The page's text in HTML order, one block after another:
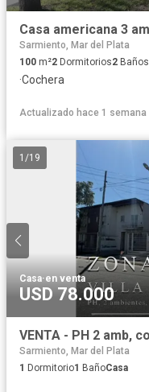
Sarmiento, Mar del Plata
100 m²2 Dormitorios2 Baños
·Cochera
Actualizado hace 1 semana
1 /19
Casa·en venta
USD 78.000
Sarmiento, Mar del Plata
1 Dormitorio1 BañoCasa